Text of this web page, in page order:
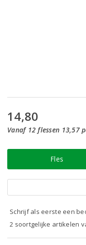
14,80
Vanaf 12 flessen 13,57
Fles
Schrijf als eerste een
2 soortgelijke artikelen